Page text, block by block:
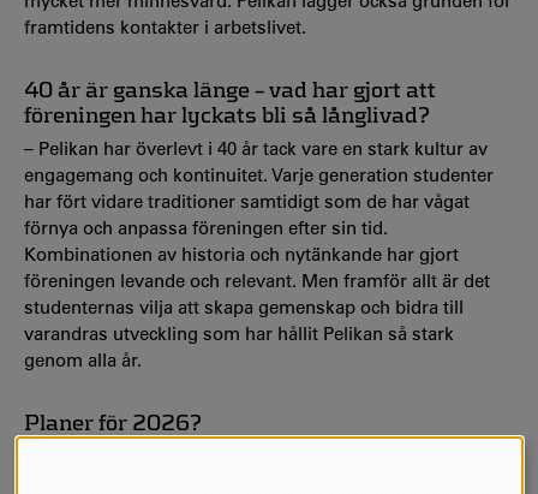
framtidens kontakter i arbetslivet.
40 år är ganska länge – vad har gjort att
föreningen har lyckats bli så långlivad?
– Pelikan har överlevt i 40 år tack vare en stark kultur av
engagemang och kontinuitet. Varje generation studenter
har fört vidare traditioner samtidigt som de har vågat
förnya och anpassa föreningen efter sin tid.
Kombinationen av historia och nytänkande har gjort
föreningen levande och relevant. Men framför allt är det
studenternas vilja att skapa gemenskap och bidra till
varandras utveckling som har hållit Pelikan så stark
genom alla år.
Planer för 2026?